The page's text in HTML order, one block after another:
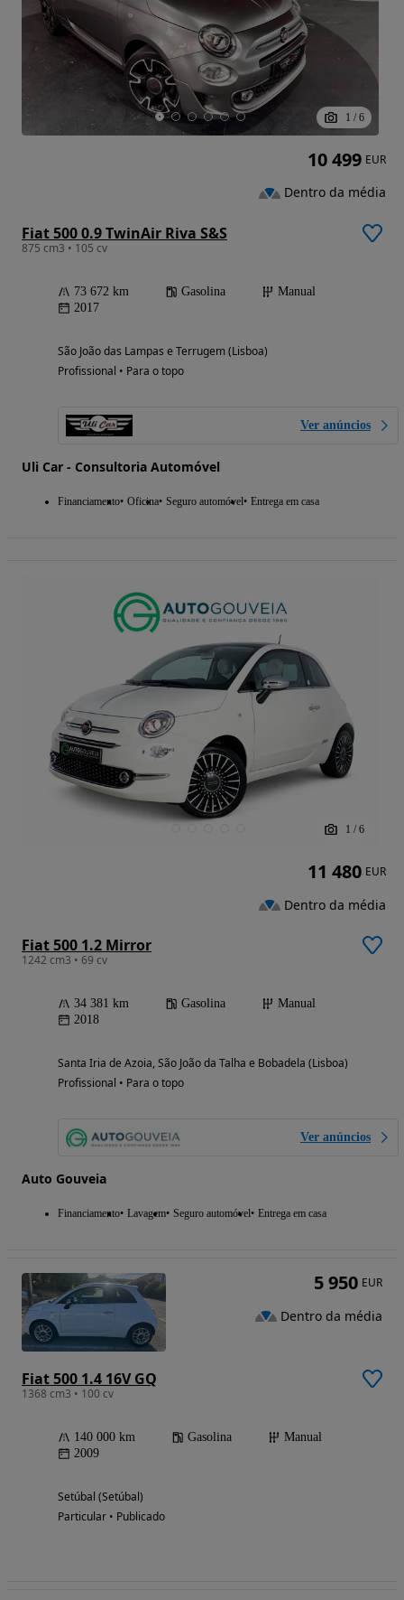
1 / 6
Fiat 500 0.9 TwinAir Riva S&S
875 cm3 • 105 cv
73 672 km Gasolina
Manual
2017
São João das Lampas e Terrugem (Lisboa)
Profissional • Para o topo
Ver anúncios
Uli Car - Consultoria Automóvel
Financiamento Oficina Seguro automóvel Entrega em casa
10 499 EUR
Dentro da média
1 / 6
Fiat 500 1.2 Mirror
1242 cm3 • 69 cv
34 381 km Gasolina
Manual
2018
Santa Iria de Azoia, São João da Talha e Bobadela (Lisboa)
Profissional • Para o topo
Ver anúncios
Auto Gouveia
Financiamento Lavagem Seguro automóvel Entrega em casa
11 480 EUR
Dentro da média
Fiat 500 1.4 16V GQ
1368 cm3 • 100 cv
140 000 km Gasolina
Manual
2009
Setúbal (Setúbal)
Particular • Publicado
5 950 EUR
Dentro da média